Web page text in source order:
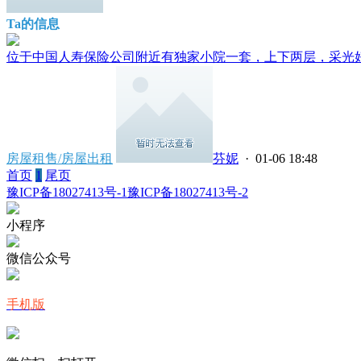
Ta的信息
位于中国人寿保险公司附近有独家小院一套，上下两层，采光
房屋租售/房屋出租 芬妮 · 01-06 18:48
首页 1 尾页
豫ICP备18027413号-1豫ICP备18027413号-2
小程序
微信公众号
手机版